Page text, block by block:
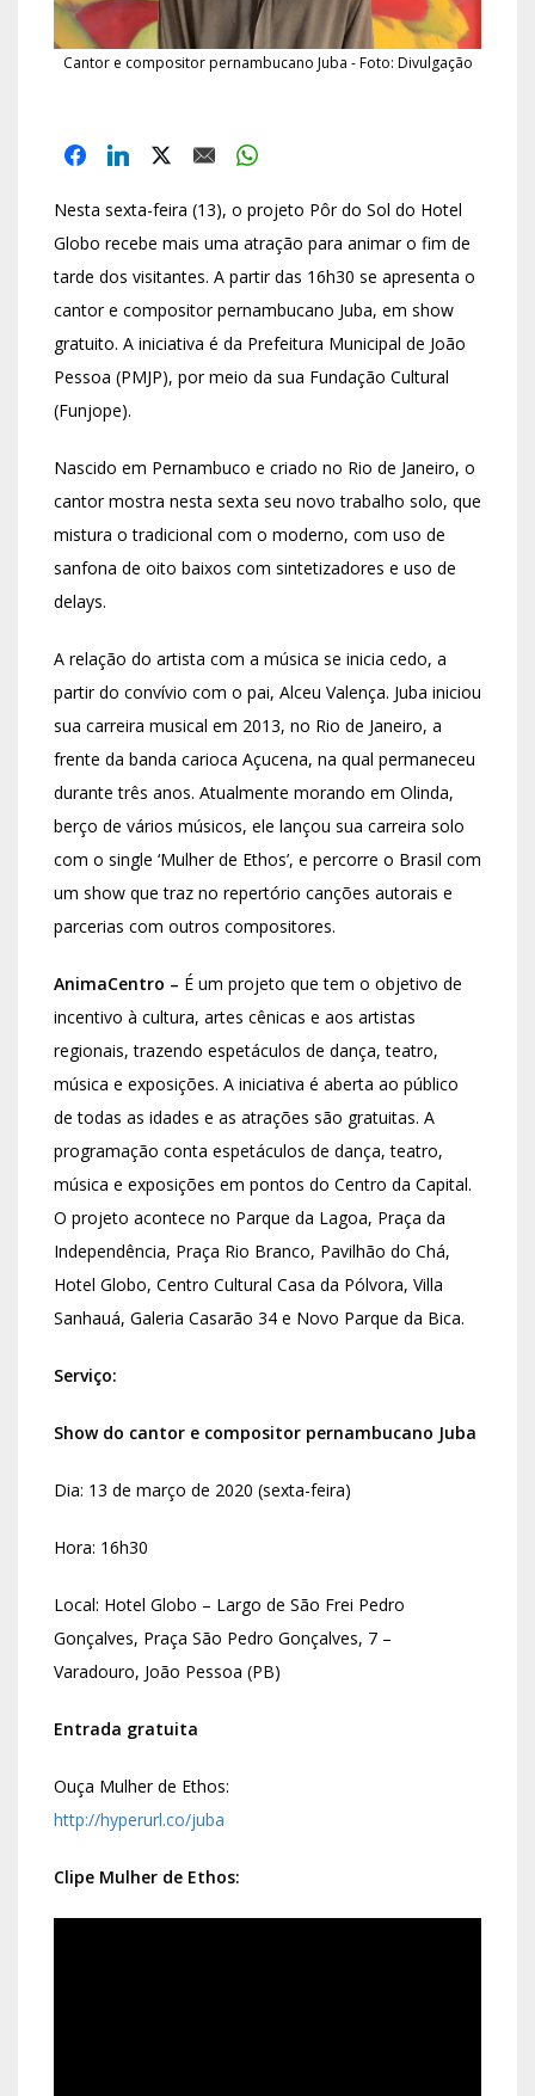
Cantor e compositor pernambucano Juba - Foto: Divulgação
Nesta sexta-feira (13), o projeto Pôr do Sol do Hotel
Globo recebe mais uma atração para animar o fim de
tarde dos visitantes. A partir das 16h30 se apresenta o
cantor e compositor pernambucano Juba, em show
gratuito. A iniciativa é da Prefeitura Municipal de João
Pessoa (PMJP), por meio da sua Fundação Cultural
(Funjope).
Nascido em Pernambuco e criado no Rio de Janeiro, o
cantor mostra nesta sexta seu novo trabalho solo, que
mistura o tradicional com o moderno, com uso de
sanfona de oito baixos com sintetizadores e uso de
delays.
A relação do artista com a música se inicia cedo, a
partir do convívio com o pai, Alceu Valença. Juba iniciou
sua carreira musical em 2013, no Rio de Janeiro, a
frente da banda carioca Açucena, na qual permaneceu
durante três anos. Atualmente morando em Olinda,
berço de vários músicos, ele lançou sua carreira solo
com o single ‘Mulher de Ethos’, e percorre o Brasil com
um show que traz no repertório canções autorais e
parcerias com outros compositores.
AnimaCentro – É um projeto que tem o objetivo de
incentivo à cultura, artes cênicas e aos artistas
regionais, trazendo espetáculos de dança, teatro,
música e exposições. A iniciativa é aberta ao público
de todas as idades e as atrações são gratuitas. A
programação conta espetáculos de dança, teatro,
música e exposições em pontos do Centro da Capital.
O projeto acontece no Parque da Lagoa, Praça da
Independência, Praça Rio Branco, Pavilhão do Chá,
Hotel Globo, Centro Cultural Casa da Pólvora, Villa
Sanhauá, Galeria Casarão 34 e Novo Parque da Bica.
Serviço:
Show do cantor e compositor pernambucano Juba
Dia: 13 de março de 2020 (sexta-feira)
Hora: 16h30
Local: Hotel Globo – Largo de São Frei Pedro
Gonçalves, Praça São Pedro Gonçalves, 7 –
Varadouro, João Pessoa (PB)
Entrada gratuita
Ouça Mulher de Ethos:
http://hyperurl.co/juba
Clipe Mulher de Ethos: